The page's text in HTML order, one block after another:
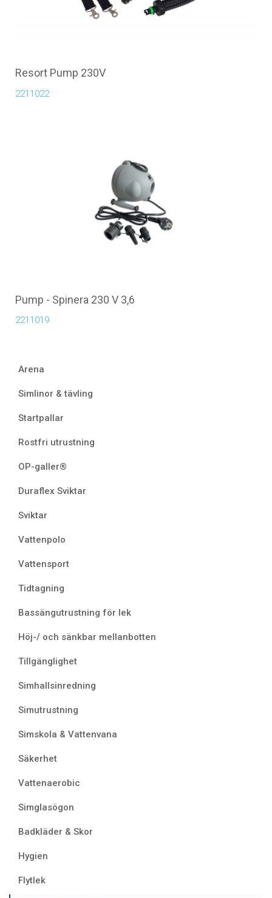
Resort Pump 230V
2211022
Pump - Spinera 230 V 3,6
2211019
Arena
Simlinor & tävling
Startpallar
Rostfri utrustning
OP-galler®
Duraflex Sviktar
Sviktar
Vattenpolo
Vattensport
Tidtagning
Bassängutrustning för lek
Höj-/ och sänkbar mellanbotten
Tillgänglighet
Simhallsinredning
Simutrustning
Simskola & Vattenvana
Säkerhet
Vattenaerobic
Simglasögon
Badkläder & Skor
Hygien
Flytlek